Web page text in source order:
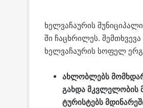
ხელ­ვა­ჩა­უ­რის
ში ჩა­ცხრი­ლეს.
ხელ­ვა­ჩა­უ­რის სო­ფელ
ახ­ლობ­ლებს
გახ­და მკვლე­ლო­ბის
ტუ­რის­ტებს